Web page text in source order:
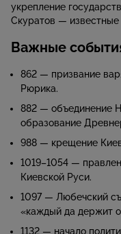
укрепление
Скуратов —
Важные
862 — призвание
Рюрика.
882 — объединение
образование
988 — крещение
1019–1054 —
Киевской Руси.
1097 — Любечский
«каждый да держит
1132 — начало